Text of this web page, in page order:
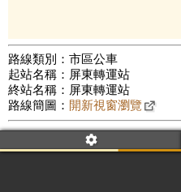
路線類別：市區公車
起站名稱：屏東轉運站
終站名稱：屏東轉運站
路線簡圖： 開新視窗瀏覽
附屬名稱：513
車頭描述：屏東火車站環繞線
公車數量: 累計8480、上線7212